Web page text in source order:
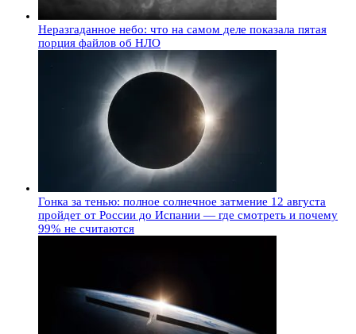
Неразгаданное небо: что на самом деле показала пятая
порция файлов об НЛО
Гонка за тенью: полное солнечное затмение 12 августа
пройдет от России до Испании — где смотреть и почему
99% не считаются